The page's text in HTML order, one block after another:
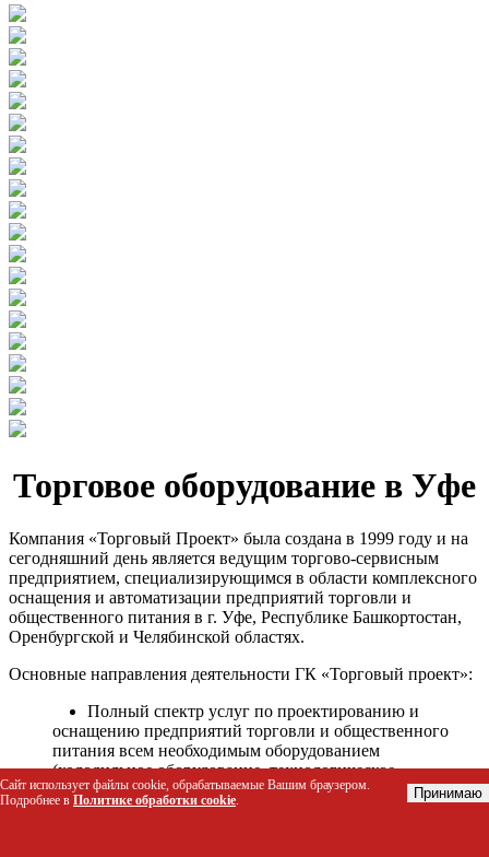
Торговое оборудование в Уфе
Компания «Торговый Проект» была создана в 1999 году и на
сегодняшний день является ведущим торгово-сервисным
предприятием, специализирующимся в области комплексного
оснащения и автоматизации предприятий торговли и
общественного питания в г. Уфе, Республике Башкортостан,
Оренбургской и Челябинской областях.
Основные направления деятельности ГК «Торговый проект»:
Полный спектр услуг по проектированию и
оснащению предприятий торговли и общественного
питания всем необходимым оборудованием
(холодильное оборудование, технологическое
оборудование, стеллажное оборудование и т.д.);
Автоматизация торговых процессов и внедрения
Сайт использует файлы cookie, обрабатываемые Вашим браузером.
Подробнее в Политике обработки cookie. Принимаю